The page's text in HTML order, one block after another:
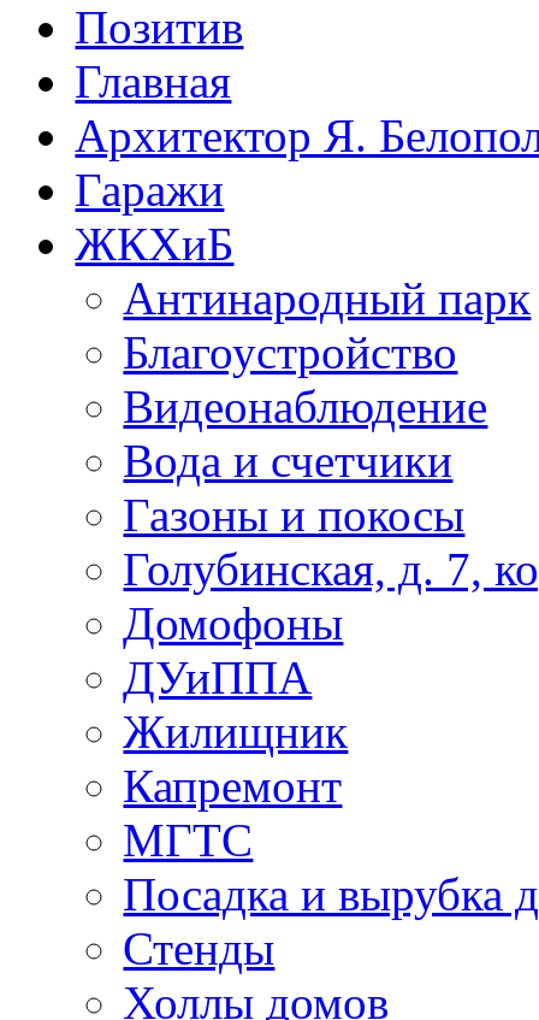
Позитив
Главная
Архитектор Я.
Гаражи
ЖКХиБ
Антинародный парк
Благоустройство
Видеонаблюдение
Вода и счетчики
Газоны и покосы
Голубинская, д. 7,
Домофоны
ДУиППА
Жилищник
Капремонт
МГТС
Посадка и вырубка
Стенды
Холлы домов